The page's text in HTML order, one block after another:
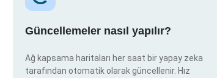
Güncellemeler nasıl yapılır?
Ağ kapsama haritaları her saat bir yapay zeka
tarafından otomatik olarak güncellenir. Hız